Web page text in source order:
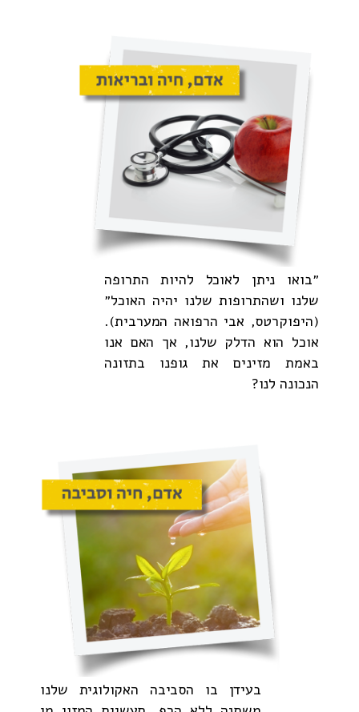
״בואו ניתן לאוכל להיות התרופה
שלנו ושהתרופות שלנו יהיה האוכל״
(היפוקרטס, אבי הרפואה המערבית).
אוכל הוא הדלק שלנו, אך האם אנו
באמת מזינים את גופנו בתזונה
הנכונה לנו?
בעידן בו הסביבה האקולוגית שלנו